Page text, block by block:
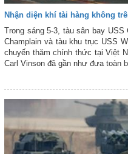
Nhận diện khí tài hàng không
Trong sáng 5-3, tàu sân bay
Champlain và tàu khu trục USS
chuyến thăm chính thức tại Việt
Carl Vinson đã gần như đưa toàn